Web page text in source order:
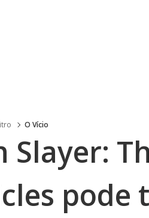
O Vício
Slayer:
pode